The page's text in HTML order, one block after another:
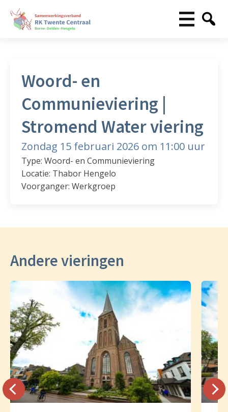
Woord- en
Communieviering |
Stromend Water viering
Zondag 15 februari 2026 om 11:00 uur
Type: Woord- en Communieviering
Locatie: Thabor Hengelo
Voorganger: Werkgroep
Andere vieringen